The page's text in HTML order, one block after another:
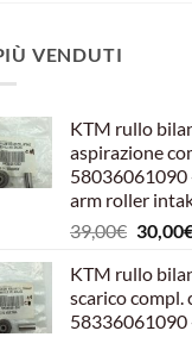
VENDUTI
KTM rullo
aspirazione
58036061090
arm roller
39,00€ Il
era:
30,00
KTM rullo
scarico compl.
58336061090